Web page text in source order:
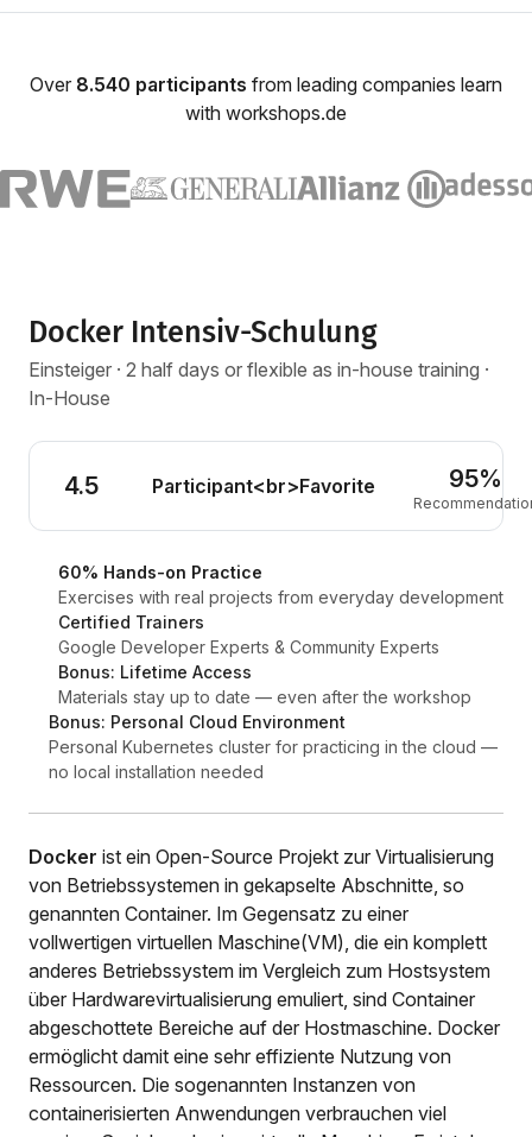
Over 8.540 participants from leading companies learn
with workshops.de
Docker Intensiv-Schulung
Einsteiger · 2 half days or flexible as in-house training ·
In-House
4.5 Participant<br>Favorite 95%
60% Hands-on Practice
Exercises with real projects from everyday development
Certified Trainers
Google Developer Experts & Community Experts
Bonus: Lifetime Access
Materials stay up to date — even after the workshop
Bonus: Personal Cloud Environment
Personal Kubernetes cluster for practicing in the cloud —
no local installation needed
Docker ist ein Open-Source Projekt zur Virtualisierung
von Betriebssystemen in gekapselte Abschnitte, so
genannten Container. Im Gegensatz zu einer
vollwertigen virtuellen Maschine(VM), die ein komplett
anderes Betriebssystem im Vergleich zum Hostsystem
über Hardwarevirtualisierung emuliert, sind Container
abgeschottete Bereiche auf der Hostmaschine. Docker
ermöglicht damit eine sehr effiziente Nutzung von
Ressourcen. Die sogenannten Instanzen von
containerisierten Anwendungen verbrauchen viel